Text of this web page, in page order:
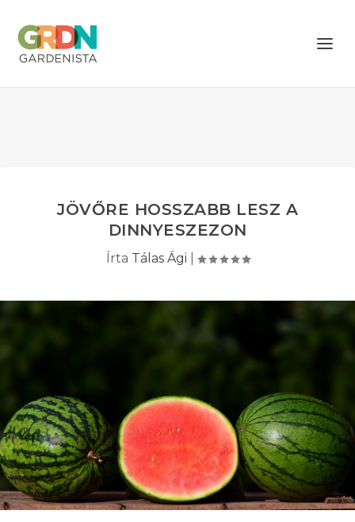
JÖVŐRE HOSSZABB LESZ A
DINNYESZEZON
Írta Tálas Ági